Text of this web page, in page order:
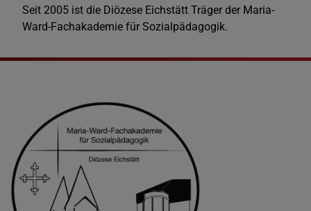
Seit 2005 ist die Diözese Eichstätt Träger der Maria-
Ward-Fachakademie für Sozialpädagogik.